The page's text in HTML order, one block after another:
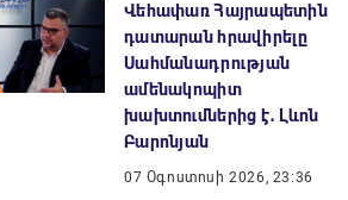
Վեհափառ Հայրապետին
դատարան հրավիրելը
Սահմանադրության
ամենակոպիտ
խախտումներից է․ Լևոն
Բարոնյան
07 Օգոստոսի 2026, 23:36